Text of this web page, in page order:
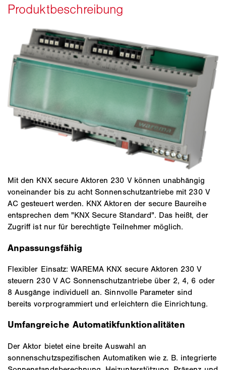
Mit den KNX secure Aktoren 230 V können unabhängig
voneinander bis zu acht Sonnenschutzantriebe mit 230 V
AC gesteuert werden. KNX Aktoren der secure Baureihe
entsprechen dem "KNX Secure Standard". Das heißt, der
Zugriff ist nur für berechtigte Teilnehmer möglich.
Anpassungsfähig
Flexibler Einsatz: WAREMA KNX secure Aktoren 230 V
steuern 230 V AC Sonnenschutzantriebe über 2, 4, 6 oder
8 Ausgänge individuell an. Sinnvolle Parameter sind
bereits vorprogrammiert und erleichtern die Einrichtung.
Umfangreiche Automatikfunktionalitäten
Der Aktor bietet eine breite Auswahl an
sonnenschutzspezifischen Automatiken wie z. B. integrierte